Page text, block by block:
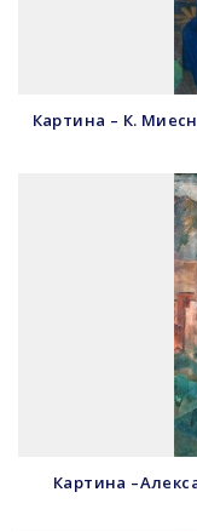
Картина – К.
Картина